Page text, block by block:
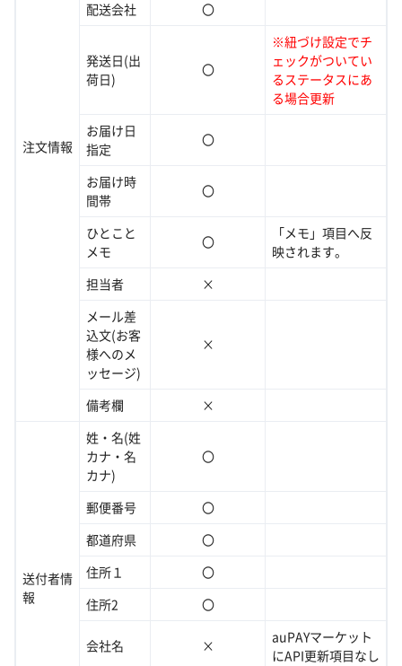
注文情報
配送会社
〇
発送日(出
荷日)
〇
※紐づけ設定でチ
ェックがついてい
るステータスにあ
る場合更新
お届け日
指定
〇
お届け時
間帯
〇
ひとこと
メモ
〇
「メモ」項目へ反
映されます。
担当者
×
メール差
込文(お客
様へのメ
ッセージ)
×
備考欄 ×
送付者情
報
姓・名(姓
カナ・名
カナ)
〇
郵便番号
〇
都道府県
〇
住所１
〇
住所2
〇
会社名 ×
auPAYマーケット
にAPI更新項目なし